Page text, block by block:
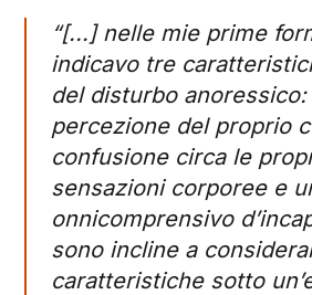
“[...] nelle mie prime
indicavo tre
del disturbo anoressico:
percezione del proprio
confusione circa le
sensazioni corporee e
onnicomprensivo
sono incline a
caratteristiche sotto